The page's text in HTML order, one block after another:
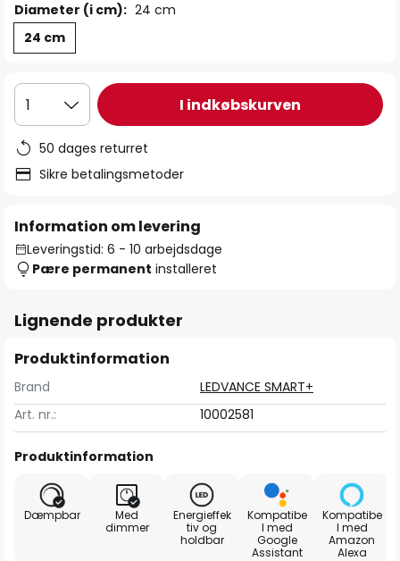
Diameter (i cm): 24 cm
24 cm
1 I indkøbskurven
50 dages returret
Sikre betalingsmetoder
Information om levering
Leveringstid: 6 - 10 arbejdsdage
Pære permanent installeret
Lignende produkter
Produktinformation
Brand
LEDVANCE SMART+
Art. nr.:
10002581
Produktinformation
Dæmpbar
Med
dimmer
Energieffek
tiv og
holdbar
Kompatibe
l med
Google
Assistant
Kompatibe
l med
Amazon
Alexa